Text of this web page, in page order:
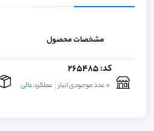
مشخصات محصول
کد: 265485
0عدد موجودی انبار عملکردعالی